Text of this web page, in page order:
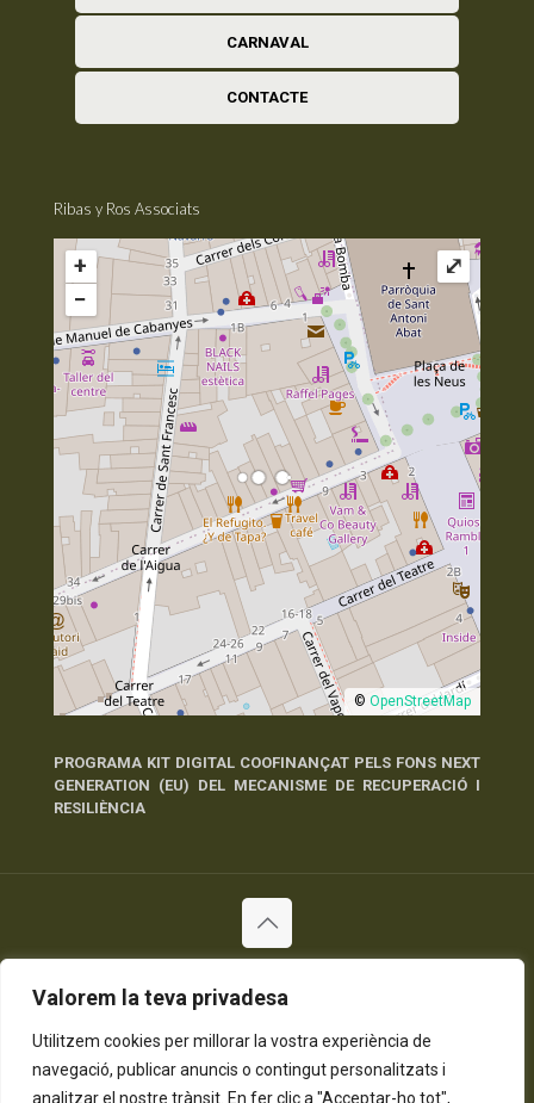
Valorem la teva privadesa
Utilitzem cookies per millorar la vostra experiència de
navegació, publicar anuncis o contingut personalitzats i
analitzar el nostre trànsit. En fer clic a "Acceptar-ho tot",
CARNAVAL
CONTACTE
Ribas y Ros Associats
+
−
© OpenStreetMap
⤢
PROGRAMA KIT DIGITAL COOFINANÇAT PELS FONS NEXT
GENERATION (EU) DEL MECANISME DE RECUPERACIÓ I
RESILIÈNCIA
Política de Privadesa Política de Cookies